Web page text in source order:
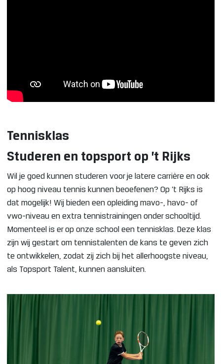
Tennisklas
Studeren en topsport op ’t Rijks
Wil je goed kunnen studeren voor je latere carrière en ook
op hoog niveau tennis kunnen beoefenen? Op ’t Rijks is
dat mogelijk! Wij bieden een opleiding mavo-, havo- of
vwo-niveau en extra tennistrainingen onder schooltijd.
Momenteel is er op onze school een tennisklas. Deze klas
zijn wij gestart om tennistalenten de kans te geven zich
te ontwikkelen, zodat zij zich bij het allerhoogste niveau,
als Topsport Talent, kunnen aansluiten.